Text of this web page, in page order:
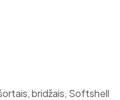
bridžais, Softshell